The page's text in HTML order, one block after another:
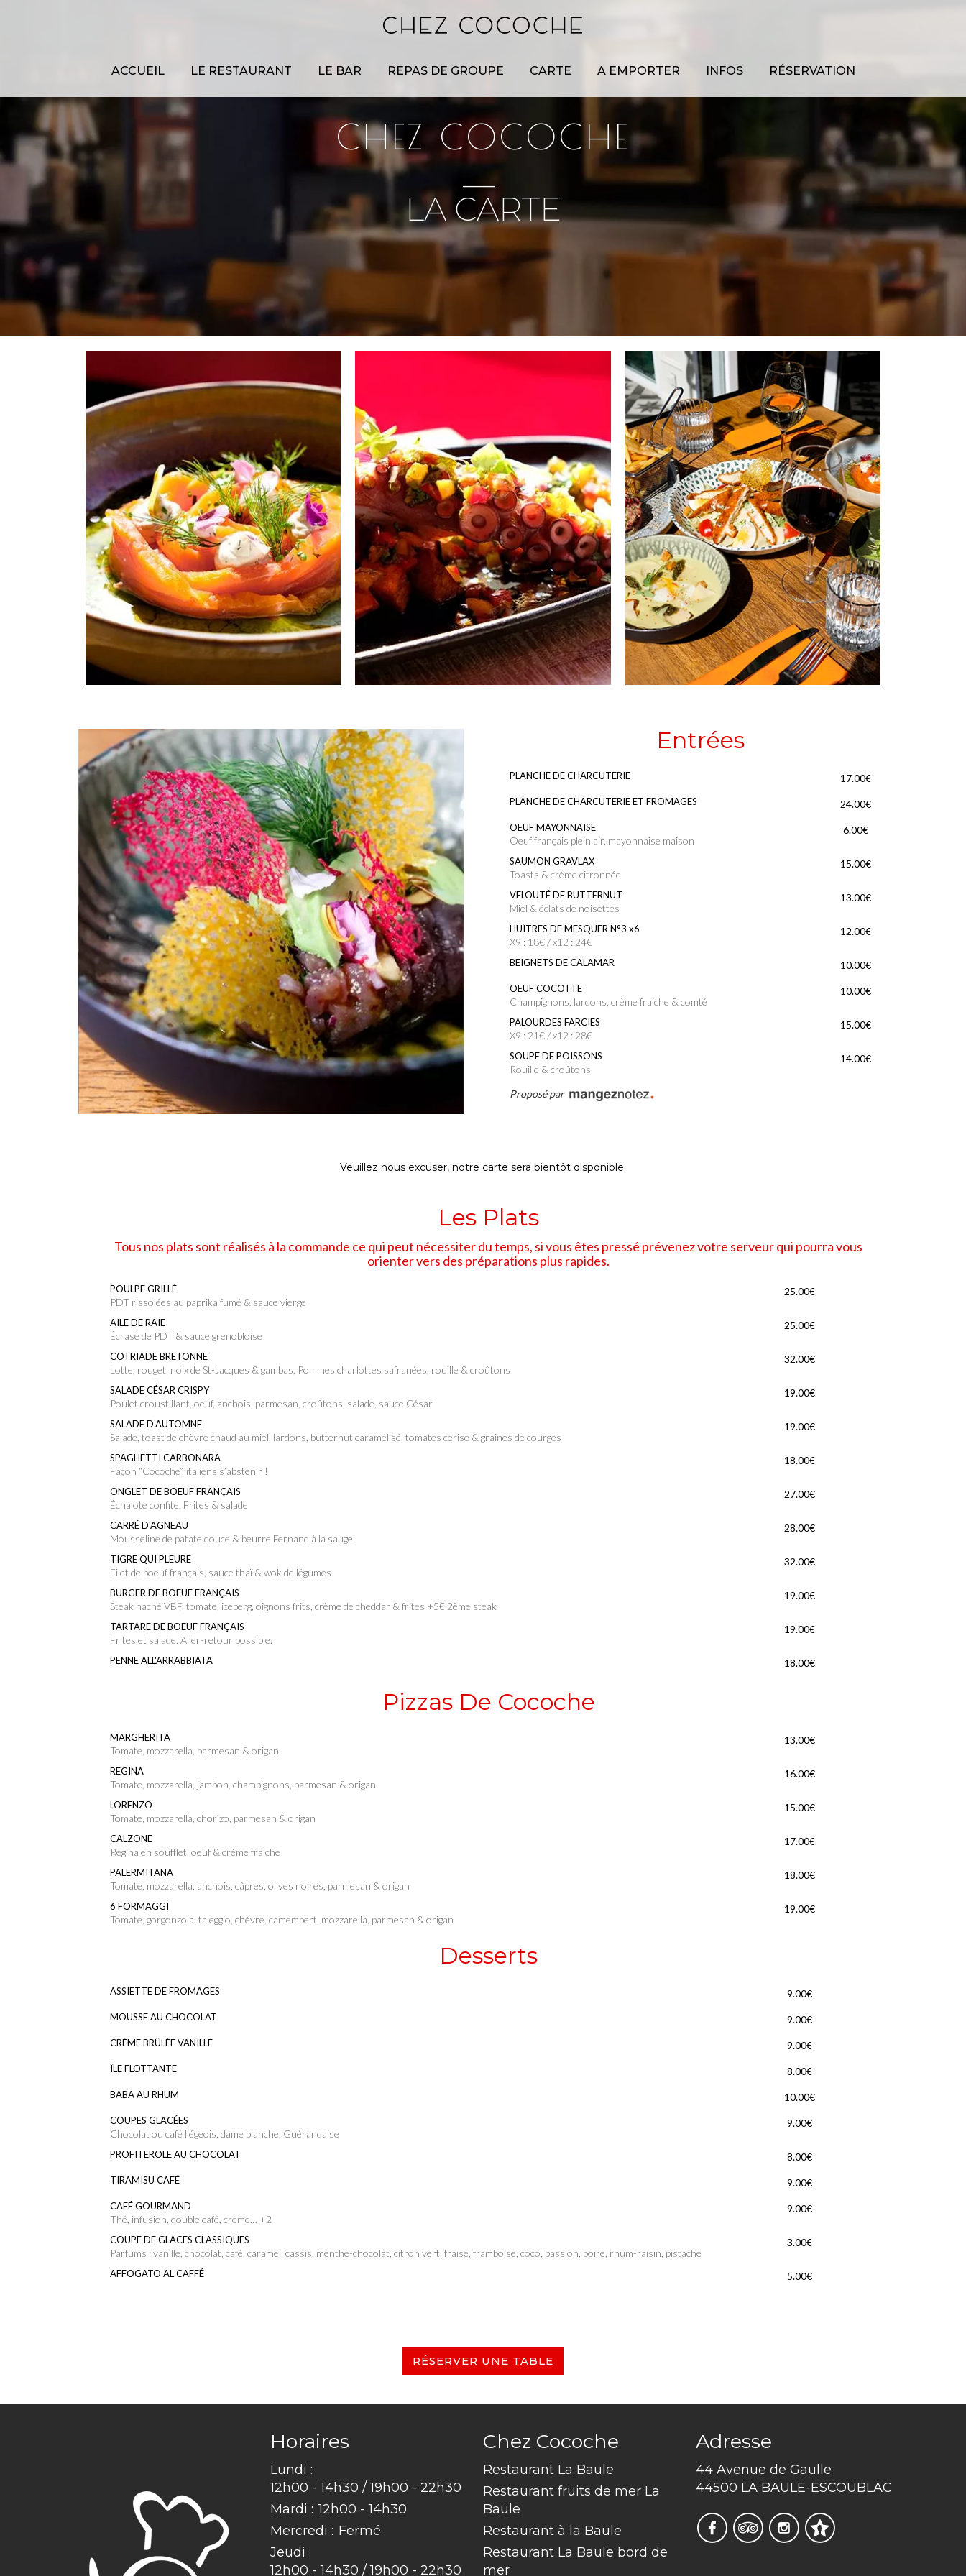
ACCUEIL LE RESTAURANT LE BAR REPAS DE GROUPE CARTE A EMPORTER INFOS RÉSERVATION
CHEZ COCOCHE
—
LA CARTE
Entrées
PLANCHE DE CHARCUTERIE 17.00€
PLANCHE DE CHARCUTERIE ET FROMAGES 24.00€
OEUF MAYONNAISE
Oeuf français plein air, mayonnaise maison
6.00€
SAUMON GRAVLAX
Toasts & crème citronnée
15.00€
VELOUTÉ DE BUTTERNUT
Miel & éclats de noisettes
13.00€
HUÎTRES DE MESQUER N°3 x6
x9 : 18€ / x12 : 24€
12.00€
BEIGNETS DE CALAMAR 10.00€
OEUF COCOTTE
Champignons, lardons, crème fraiche & comté
10.00€
PALOURDES FARCIES
x9 : 21€ / x12 : 28€
15.00€
SOUPE DE POISSONS
Rouille & croûtons
14.00€
Proposé par
Veuillez nous excuser, notre carte sera bientôt disponible.
Les Plats
Tous nos plats sont réalisés à la commande ce qui peut nécessiter du temps, si vous êtes pressé prévenez votre serveur qui pourra vous
orienter vers des préparations plus rapides.
POULPE GRILLÉ
PDT rissolées au paprika fumé & sauce vierge
25.00€
AILE DE RAIE
Écrasé de PDT & sauce grenobloise
25.00€
COTRIADE BRETONNE
Lotte, rouget, noix de St-Jacques & gambas, Pommes charlottes safranées, rouille & croûtons
32.00€
SALADE CÉSAR CRISPY
Poulet croustillant, oeuf, anchois, parmesan, croûtons, salade, sauce César
19.00€
SALADE D’AUTOMNE
Salade, toast de chèvre chaud au miel, lardons, butternut caramélisé, tomates cerise & graines de courges
19.00€
SPAGHETTI CARBONARA
Façon “Cocoche”, italiens s’abstenir !
18.00€
ONGLET DE BOEUF FRANÇAIS
Échalote confite, Frites & salade
27.00€
CARRÉ D'AGNEAU
Mousseline de patate douce & beurre Fernand à la sauge
28.00€
TIGRE QUI PLEURE
Filet de boeuf français, sauce thaï & wok de légumes
32.00€
BURGER DE BOEUF FRANÇAIS
Steak haché VBF, tomate, iceberg, oignons frits, crème de cheddar & frites +5€ 2ème steak
19.00€
TARTARE DE BOEUF FRANÇAIS
Frites et salade. Aller-retour possible.
19.00€
PENNE ALL'ARRABBIATA 18.00€
Pizzas De Cocoche
MARGHERITA
Tomate, mozzarella, parmesan & origan
13.00€
REGINA
Tomate, mozzarella, jambon, champignons, parmesan & origan
16.00€
LORENZO
Tomate, mozzarella, chorizo, parmesan & origan
15.00€
CALZONE
Regina en soufflet, oeuf & crème fraiche
17.00€
PALERMITANA
Tomate, mozzarella, anchois, câpres, olives noires, parmesan & origan
18.00€
6 FORMAGGI
Tomate, gorgonzola, taleggio, chèvre, camembert, mozzarella, parmesan & origan
19.00€
Desserts
ASSIETTE DE FROMAGES 9.00€
MOUSSE AU CHOCOLAT 9.00€
CRÈME BRÛLÉE VANILLE 9.00€
ÎLE FLOTTANTE 8.00€
BABA AU RHUM 10.00€
COUPES GLACÉES
Chocolat ou café liégeois, dame blanche, Guérandaise
9.00€
PROFITEROLE AU CHOCOLAT 8.00€
TIRAMISU CAFÉ 9.00€
CAFÉ GOURMAND
Thé, infusion, double café, crème… +2
9.00€
COUPE DE GLACES CLASSIQUES
Parfums : vanille, chocolat, café, caramel, cassis, menthe-chocolat, citron vert, fraise, framboise, coco, passion, poire, rhum-raisin, pistache
3.00€
AFFOGATO AL CAFFÉ 5.00€
RÉSERVER UNE TABLE
Horaires
Lundi :
12h00 - 14h30 / 19h00 - 22h30
Mardi : 12h00 - 14h30
Mercredi : Fermé
Jeudi :
12h00 - 14h30 / 19h00 - 22h30
Chez Cocoche
Restaurant La Baule
Restaurant fruits de mer La
Baule
Restaurant à la Baule
Restaurant La Baule bord de
mer
Adresse
44 Avenue de Gaulle
44500 LA BAULE-ESCOUBLAC